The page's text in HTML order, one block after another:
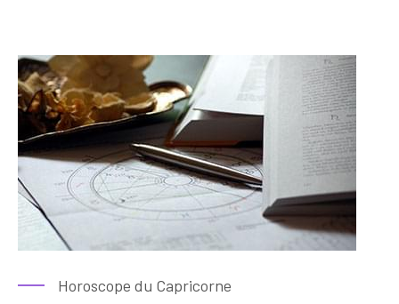
Horoscope du Capricorne